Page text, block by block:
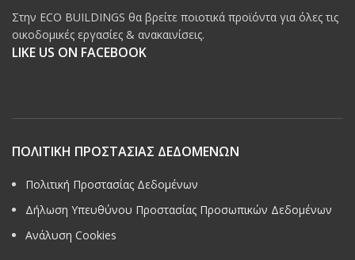
Στην ECO BUILDINGS θα βρείτε ποιοτικά προϊόντα για όλες τις
οικοδομικές εργασίες & ανακαινίσεις.
LIKE US ON FACEBOOK
ΠΟΛΙΤΙΚΗ ΠΡΟΣΤΑΣΙΑΣ ΔΕΔΟΜΕΝΩΝ
Πολιτική Προστασίας Δεδομένων
Δήλωση Υπευθύνου Προστασίας Προσωπικών Δεδομένων
Ανάλυση Cookies